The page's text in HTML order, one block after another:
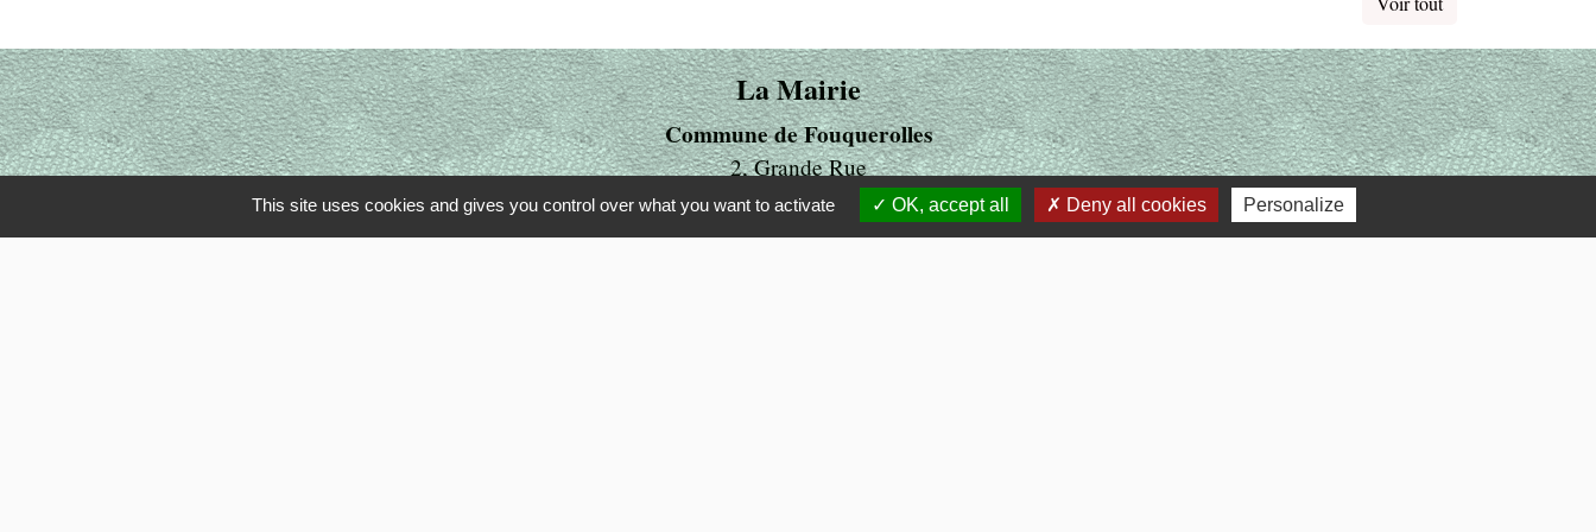
La Mairie
Commune de Fouquerolles
2, Grande Rue
60510 Fouquerolles - FRANCE
+33 3 44 80 43 12
This site uses cookies and gives you control over what you want to activate OK, accept all Deny all cookies Personalize